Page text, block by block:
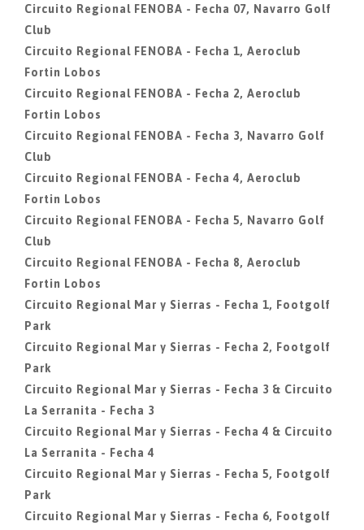
Circuito Regional FENOBA - Fecha 07, Navarro Golf
Club
Circuito Regional FENOBA - Fecha 1, Aeroclub
Fortin Lobos
Circuito Regional FENOBA - Fecha 2, Aeroclub
Fortin Lobos
Circuito Regional FENOBA - Fecha 3, Navarro Golf
Club
Circuito Regional FENOBA - Fecha 4, Aeroclub
Fortin Lobos
Circuito Regional FENOBA - Fecha 5, Navarro Golf
Club
Circuito Regional FENOBA - Fecha 8, Aeroclub
Fortin Lobos
Circuito Regional Mar y Sierras - Fecha 1, Footgolf
Park
Circuito Regional Mar y Sierras - Fecha 2, Footgolf
Park
Circuito Regional Mar y Sierras - Fecha 3 & Circuito
La Serranita - Fecha 3
Circuito Regional Mar y Sierras - Fecha 4 & Circuito
La Serranita - Fecha 4
Circuito Regional Mar y Sierras - Fecha 5, Footgolf
Park
Circuito Regional Mar y Sierras - Fecha 6, Footgolf